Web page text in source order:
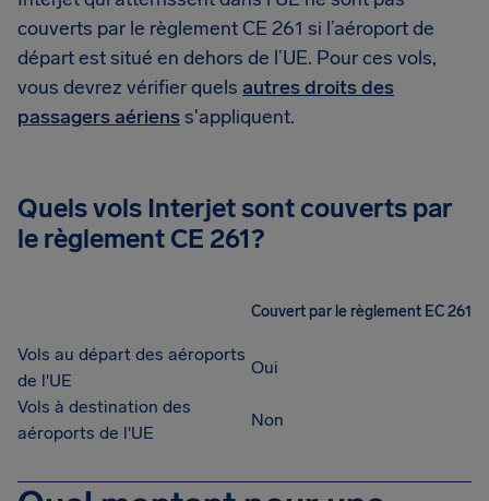
couverts par le règlement CE 261 si l’aéroport de
départ est situé en dehors de l’UE. Pour ces vols,
vous devrez vérifier quels autres droits des
passagers aérienss'appliquent.
Quels vols Interjet sont couverts par
le règlement CE 261?
Couvert par le règlement EC 261
Vols au départ des aéroports
de l'UE
Oui
Vols à destination des
aéroports de l'UE
Non